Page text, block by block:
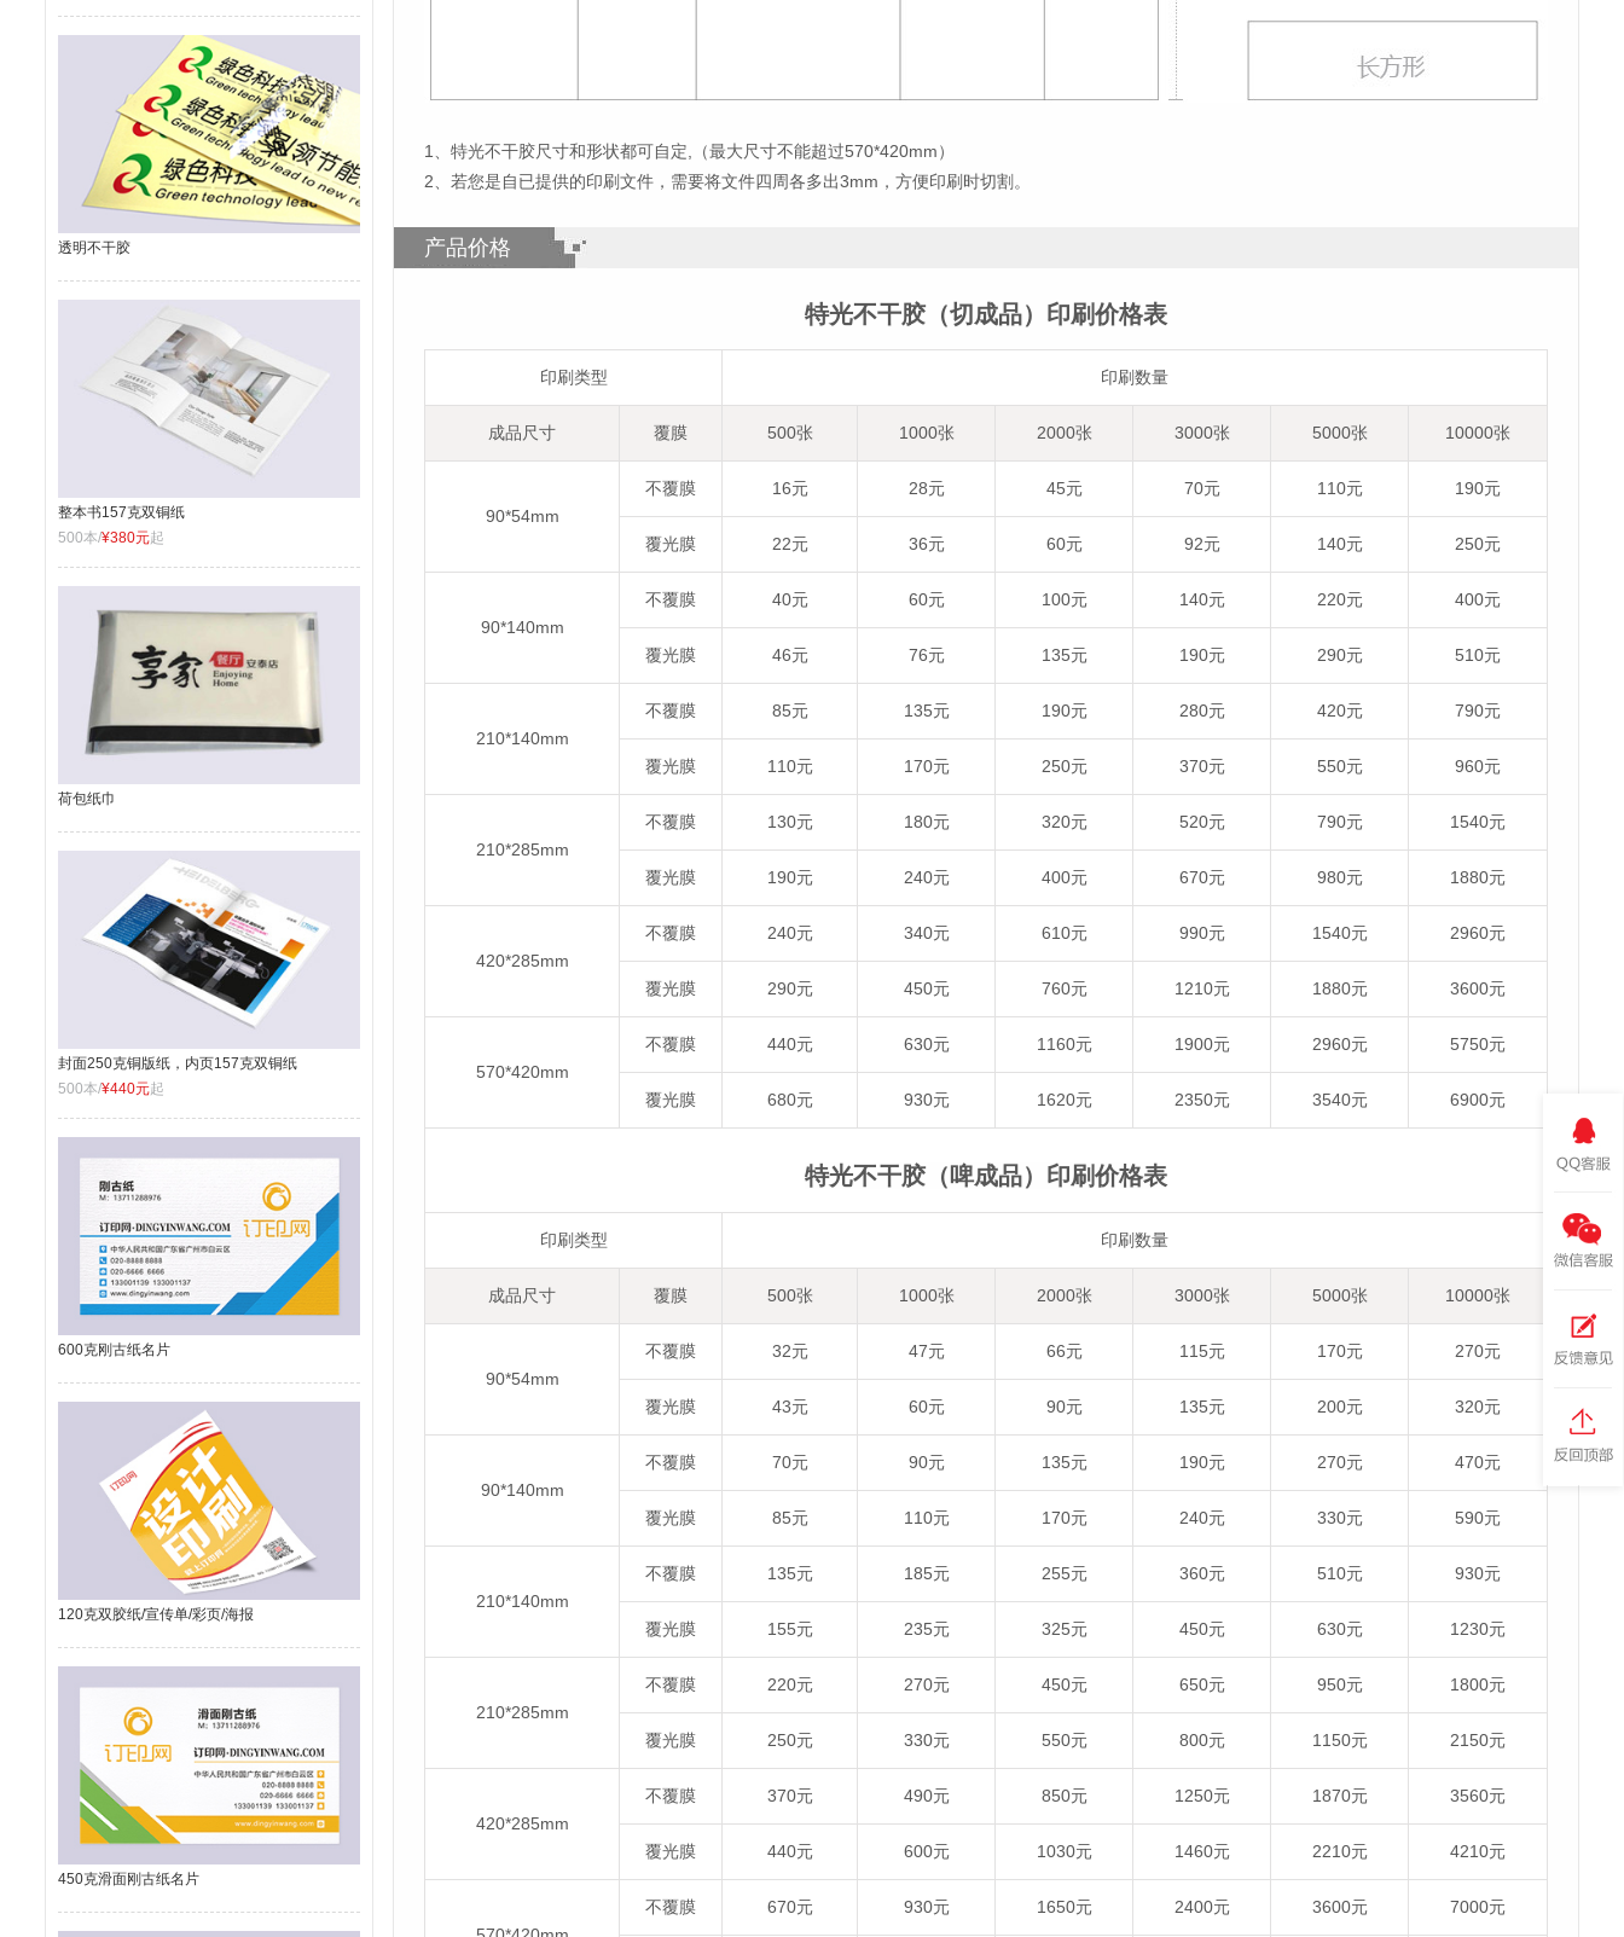
透明不干胶
整本书157克双铜纸
500本/¥380元起
荷包纸巾
封面250克铜版纸，内页157克双铜纸
500本/¥440元起
600克刚古纸名片
120克双胶纸/宣传单/彩页/海报
450克滑面刚古纸名片
1、特光不干胶尺寸和形状都可自定,（最大尺寸不能超过570*420mm）
2、若您是自已提供的印刷文件，需要将文件四周各多出3mm，方便印刷时切割。
产品价格
特光不干胶（切成品）印刷价格表
印刷类型 印刷数量
成品尺寸 覆膜 500张 1000张 2000张 3000张 5000张 10000张
90*54mm
不覆膜 16元 28元 45元 70元 110元 190元
覆光膜 22元 36元 60元 92元 140元 250元
90*140mm
不覆膜 40元 60元 100元 140元 220元 400元
覆光膜 46元 76元 135元 190元 290元 510元
210*140mm
不覆膜 85元 135元 190元 280元 420元 790元
覆光膜 110元 170元 250元 370元 550元 960元
210*285mm
不覆膜 130元 180元 320元 520元 790元 1540元
覆光膜 190元 240元 400元 670元 980元 1880元
420*285mm
不覆膜 240元 340元 610元 990元 1540元 2960元
覆光膜 290元 450元 760元 1210元 1880元 3600元
570*420mm
不覆膜 440元 630元 1160元 1900元 2960元 5750元
覆光膜 680元 930元 1620元 2350元 3540元 6900元
特光不干胶（啤成品）印刷价格表
印刷类型 印刷数量
成品尺寸 覆膜 500张 1000张 2000张 3000张 5000张 10000张
90*54mm
不覆膜 32元 47元 66元 115元 170元 270元
覆光膜 43元 60元 90元 135元 200元 320元
90*140mm
不覆膜 70元 90元 135元 190元 270元 470元
覆光膜 85元 110元 170元 240元 330元 590元
210*140mm
不覆膜 135元 185元 255元 360元 510元 930元
覆光膜 155元 235元 325元 450元 630元 1230元
210*285mm
不覆膜 220元 270元 450元 650元 950元 1800元
覆光膜 250元 330元 550元 800元 1150元 2150元
420*285mm
不覆膜 370元 490元 850元 1250元 1870元 3560元
覆光膜 440元 600元 1030元 1460元 2210元 4210元
不覆膜 670元 930元 1650元 2400元 3600元 7000元